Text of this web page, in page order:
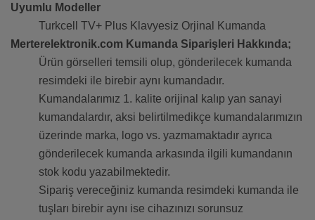
Uyumlu Modeller
Turkcell TV+ Plus Klavyesiz Orjinal Kumanda
Merterelektronik.com Kumanda Siparişleri Hakkında;
Ürün görselleri temsili olup, gönderilecek kumanda
resimdeki ile birebir aynı kumandadır.
Kumandalarımız 1. kalite orijinal kalıp yan sanayi
kumandalardır, aksi belirtilmedikçe kumandalarımızın
üzerinde marka, logo vs. yazmamaktadır ayrıca
gönderilecek kumanda arkasında ilgili kumandanın
stok kodu yazabilmektedir.
Sipariş vereceğiniz kumanda resimdeki kumanda ile
tuşları birebir aynı ise cihazınızı sorunsuz